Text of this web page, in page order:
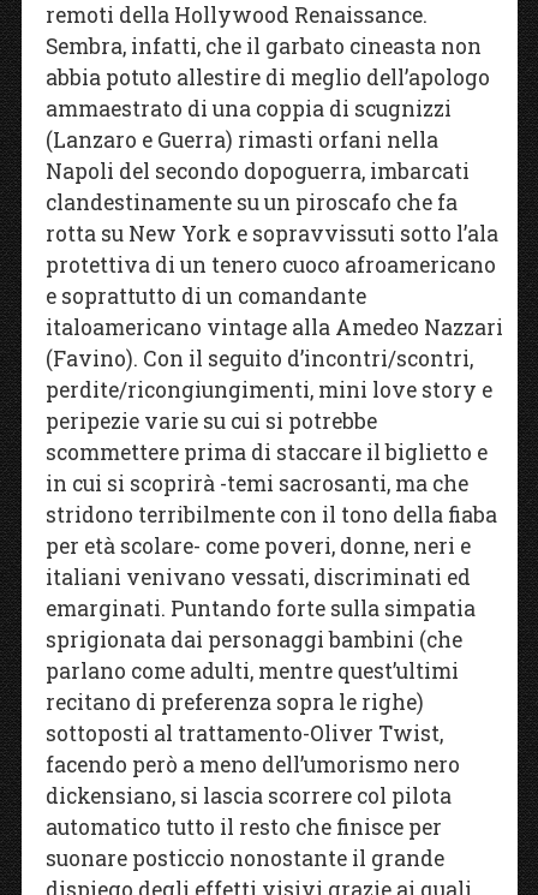
remoti della Hollywood Renaissance.
Sembra, infatti, che il garbato cineasta non
abbia potuto allestire di meglio dell’apologo
ammaestrato di una coppia di scugnizzi
(Lanzaro e Guerra) rimasti orfani nella
Napoli del secondo dopoguerra, imbarcati
clandestinamente su un piroscafo che fa
rotta su New York e sopravvissuti sotto l’ala
protettiva di un tenero cuoco afroamericano
e soprattutto di un comandante
italoamericano vintage alla Amedeo Nazzari
(Favino). Con il seguito d’incontri/scontri,
perdite/ricongiungimenti, mini love story e
peripezie varie su cui si potrebbe
scommettere prima di staccare il biglietto e
in cui si scoprirà -temi sacrosanti, ma che
stridono terribilmente con il tono della fiaba
per età scolare- come poveri, donne, neri e
italiani venivano vessati, discriminati ed
emarginati. Puntando forte sulla simpatia
sprigionata dai personaggi bambini (che
parlano come adulti, mentre quest’ultimi
recitano di preferenza sopra le righe)
sottoposti al trattamento-Oliver Twist,
facendo però a meno dell’umorismo nero
dickensiano, si lascia scorrere col pilota
automatico tutto il resto che finisce per
suonare posticcio nonostante il grande